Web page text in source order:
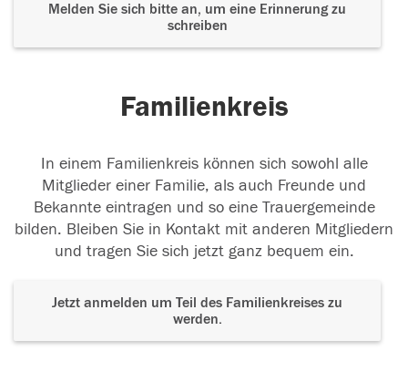
Melden Sie sich bitte an, um eine Erinnerung zu
schreiben
Familienkreis
In einem Familienkreis können sich sowohl alle
Mitglieder einer Familie, als auch Freunde und
Bekannte eintragen und so eine Trauergemeinde
bilden. Bleiben Sie in Kontakt mit anderen Mitgliedern
und tragen Sie sich jetzt ganz bequem ein.
Jetzt anmelden um Teil des Familienkreises zu
werden.